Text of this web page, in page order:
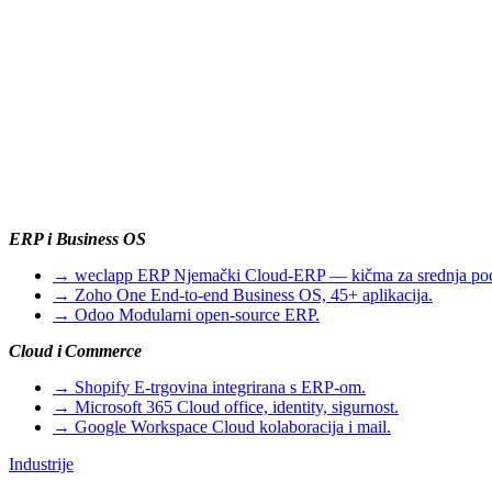
ERP i Business OS
→ weclapp ERP Njemački Cloud-ERP — kičma za srednja
→ Zoho One End-to-end Business OS, 45+ aplikacija.
→ Odoo Modularni open-source ERP.
Cloud i Commerce
→ Shopify E-trgovina integrirana s ERP-om.
→ Microsoft 365 Cloud office, identity, sigurnost.
→ Google Workspace Cloud kolaboracija i mail.
Industrije